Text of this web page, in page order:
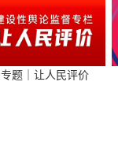
专题｜让人民评价